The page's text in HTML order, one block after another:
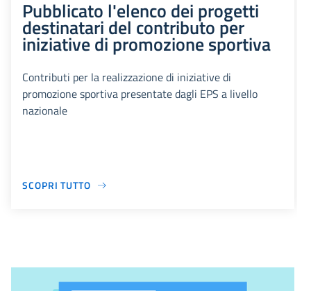
Pubblicato l'elenco dei progetti
destinatari del contributo per
iniziative di promozione sportiva
Contributi per la realizzazione di iniziative di
promozione sportiva presentate dagli EPS a livello
nazionale
SCOPRI TUTTO